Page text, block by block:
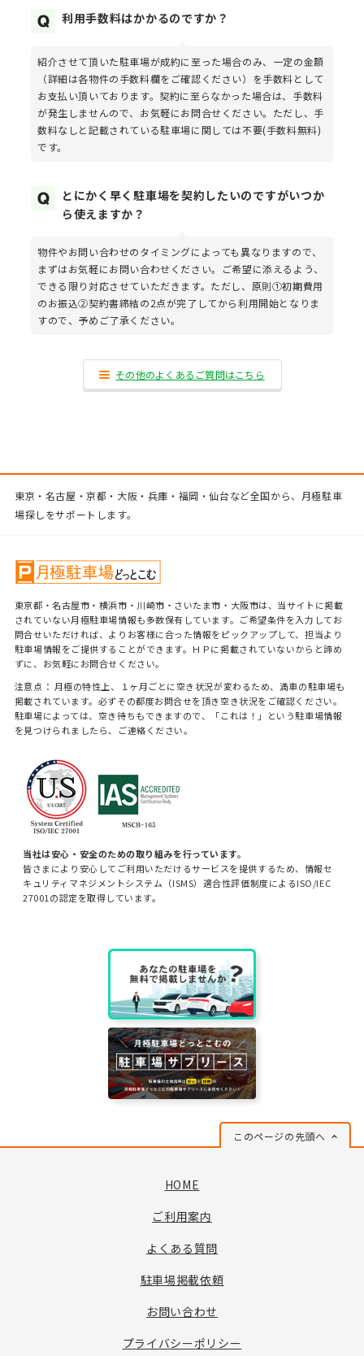
利用手数料はかかるのですか？
紹介させて頂いた駐車場が成約に至った場合のみ、一定の金額
（詳細は各物件の手数料欄をご確認ください）を手数料として
お支払い頂いております。契約に至らなかった場合は、手数料
が発生しませんので、お気軽にお問合せください。ただし、手
数料なしと記載されている駐車場に関しては不要(手数料無料)
です。
とにかく早く駐車場を契約したいのですがいつか
ら使えますか？
物件やお問い合わせのタイミングによっても異なりますので、
まずはお気軽にお問い合わせください。ご希望に添えるよう、
できる限り対応させていただきます。ただし、原則①初期費用
のお振込②契約書締結の2点が完了してから利用開始となりま
すので、予めご了承ください。
その他のよくあるご質問はこちら
東京・名古屋・京都・大阪・兵庫・福岡・仙台など全国から、月極駐車
場探しをサポートします。
東京都・名古屋市・横浜市・川崎市・さいたま市・大阪市は、当サイトに掲載
されていない月極駐車場情報も多数保有しています。ご希望条件を入力してお
問合せいただければ、よりお客様に合った情報をピックアップして、担当より
駐車場情報をご提供することができます。ＨＰに掲載されていないからと諦め
ずに、お気軽にお問合せください。
注意点： 月極の特性上、１ヶ月ごとに空き状況が変わるため、満車の駐車場も
掲載されています。必ずその都度お問合せを頂き空き状況をご確認ください。
駐車場によっては、空き待ちもできますので、「これは！」という駐車場情報
を見つけられましたら、ご連絡ください。
当社は安心・安全のための取り組みを行っています。
皆さまにより安心してご利用いただけるサービスを提供するため、情報セ
キュリティマネジメントシステム（ISMS）適合性評価制度によるISO/IEC
27001の認定を取得しています。
このページの先頭へ
HOME
ご利用案内
よくある質問
駐車場掲載依頼
お問い合わせ
プライバシーポリシー